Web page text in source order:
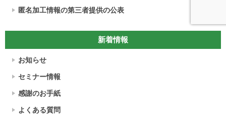
匿名加工情報の第三者提供の公表
新着情報
お知らせ
セミナー情報
感謝のお手紙
よくある質問